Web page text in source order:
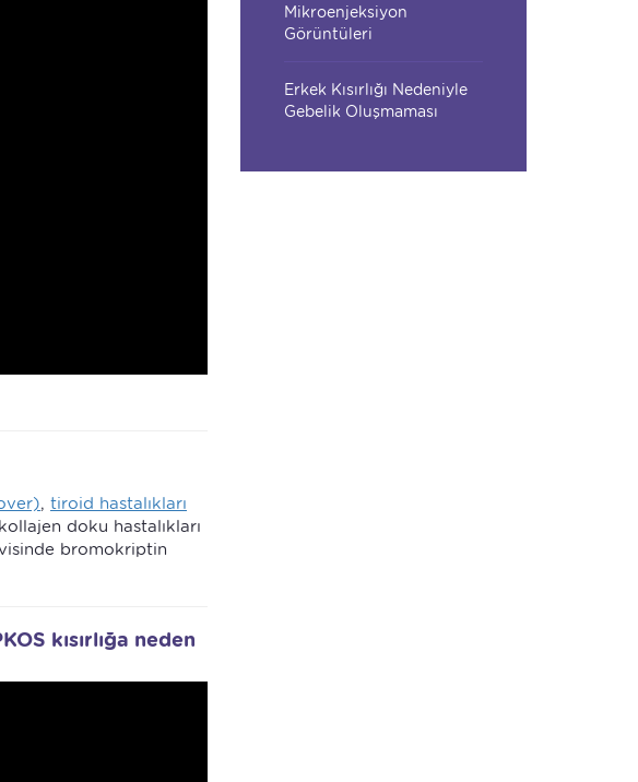
, tiroid hastalıkları
doku hastalıkları
bromokriptin
kısırlığa neden
Mikroenjeksiyon
Görüntüleri
Erkek Kısırlığı Nedeniyle
Gebelik Oluşmaması